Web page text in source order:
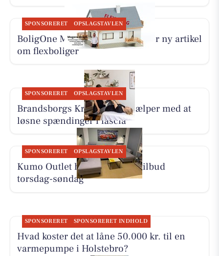
SPONSORERET OPSLAGSTAVLEN
BoligOne Mogens Kragh I/S deler ny artikel
om flexboliger
SPONSORERET OPSLAGSTAVLEN
Brandsborgs Kropsterapi hjælper med at
løsne spændinger i fascia
SPONSORERET OPSLAGSTAVLEN
Kumo Outlet har nye skarpe tilbud
torsdag-søndag
SPONSORERET SPONSORERET INDHOLD
Hvad koster det at låne 50.000 kr. til en
varmepumpe i Holstebro?